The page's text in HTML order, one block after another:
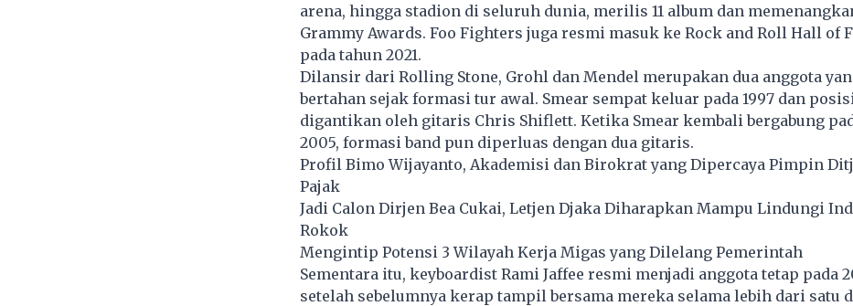
arena, hingga stadion di seluruh dunia, merilis 11 album dan
Grammy Awards. Foo Fighters juga resmi masuk ke Rock and Roll Hall of
pada tahun 2021.
Dilansir dari Rolling Stone, Grohl dan Mendel merupakan dua anggota
bertahan sejak formasi tur awal. Smear sempat keluar pada 1997 dan
digantikan oleh gitaris Chris Shiflett. Ketika Smear kembali bergabung
2005, formasi band pun diperluas dengan dua gitaris.
Profil Bimo Wijayanto, Akademisi dan Birokrat yang Dipercaya Pimpin
Pajak
Jadi Calon Dirjen Bea Cukai, Letjen Djaka Diharapkan Mampu Lindungi
Rokok
Mengintip Potensi 3 Wilayah Kerja Migas yang Dilelang Pemerintah
Sementara itu, keyboardist Rami Jaffee resmi menjadi anggota tetap pada
setelah sebelumnya kerap tampil bersama mereka selama lebih dari satu